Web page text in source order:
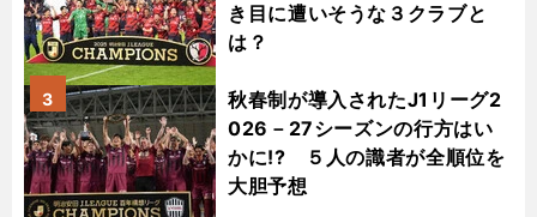
き目に遭いそうな３クラブと
は？
秋春制が導入されたJ1リーグ2
026－27シーズンの行方はい
かに!? ５人の識者が全順位を
大胆予想
3